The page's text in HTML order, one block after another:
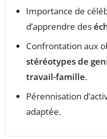
Importance de
d’apprendre des
Confrontation aux
stéréotypes de
travail-famille.
Pérennisation
adaptée.